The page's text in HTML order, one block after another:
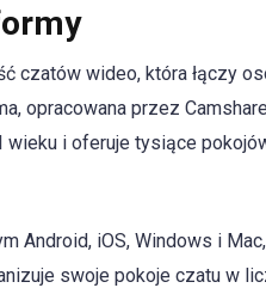
czatów wideo, która łączy
opracowana przez
i oferuje tysiące
Android, iOS, Windows i
swoje pokoje czatu w